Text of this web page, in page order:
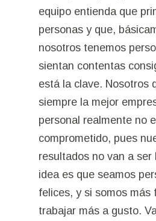
equipo entienda que
personas y que,
nosotros tenemos
sientan contentas
está la clave. Nosotros
siempre la mejor
personal realmente no
comprometido, pues
resultados no van a ser
idea es que seamos
felices, y si somos más
trabajar más a gusto.